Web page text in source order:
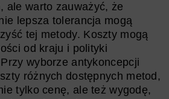
ale warto zauważyć, że
lepsza tolerancja mogą
tej metody. Koszty mogą
od kraju i polityki
wyborze antykoncepcji
różnych dostępnych metod,
tylko cenę, ale też wygodę,